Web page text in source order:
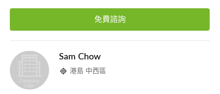
免費諮詢
Sam Chow
港島 中西區